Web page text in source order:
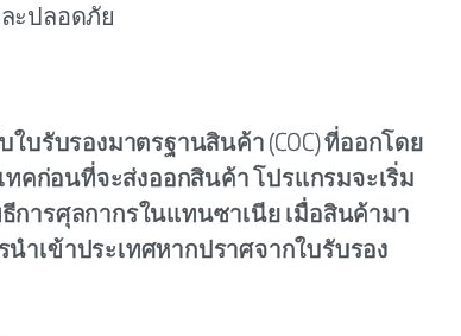
ะปลอดภัย
บรับรองมาตรฐานสินค้า (COC) ที่ออกโดย
ทคก่อนที่จะส่งออกสินค้า โปรแกรมจะเริ่ม
ธีการศุลกากรในแทนซาเนีย เมื่อสินค้ามา
ำเข้าประเทศหากปราศจากใบรับรอง